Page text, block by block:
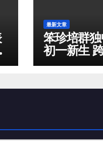
最新文章
笨珍培群
初一新生
展开 入学